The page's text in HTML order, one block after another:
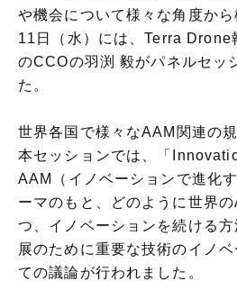
や機会について様々な角度か
11日（水）には、Terra
のCCOの羽渕 毅がパネルセッ
た。
世界各国で様々なAAM関連の
本セッションでは、「
AAM（イノベーションで進化
ーマのもと、どのように世界
つ、イノベーションを続ける
展のために重要な技術のイノ
ての議論が行われました。